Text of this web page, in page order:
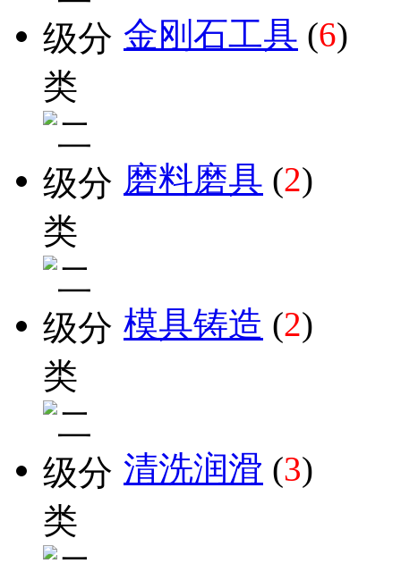
金刚石工具 (6)
磨料磨具 (2)
模具铸造 (2)
清洗润滑 (3)